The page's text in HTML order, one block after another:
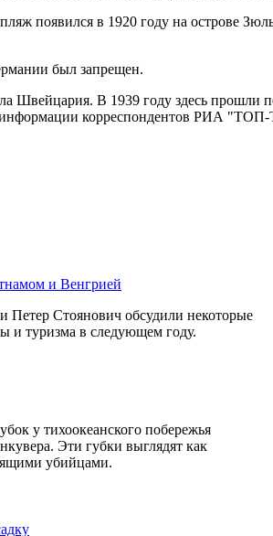
появился в 1920 году на острове
был запрещен.
Швейцария. В 1939 году здесь
корреспондентов РИА
Стоянович обсудили некоторые
и туризма в следующем году.
у тихоокеанского побережья
Эти губки выглядят как
убийцами.